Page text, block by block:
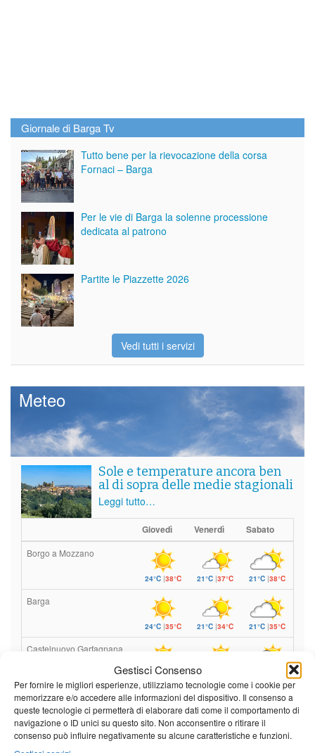
Gestisci Consenso
Per fornire le migliori esperienze, utilizziamo tecnologie come i cookie per
memorizzare e/o accedere alle informazioni del dispositivo. Il consenso a
queste tecnologie ci permetterà di elaborare dati come il comportamento di
navigazione o ID unici su questo sito. Non acconsentire o ritirare il
consenso può influire negativamente su alcune caratteristiche e funzioni.
Giornale di Barga Tv
Tutto bene per la rievocazione della corsa
Fornaci – Barga
Per le vie di Barga la solenne processione
dedicata al patrono
Partite le Piazzette 2026
Vedi tutti i servizi
Meteo
Sole e temperature ancora ben
al di sopra delle medie stagionali
Leggi tutto…
Giovedì Venerdì Sabato
Borgo a Mozzano
24°C |38°C 21°C |37°C 21°C |38°C
Barga
24°C |35°C 21°C |34°C 21°C |35°C
Castelnuovo Garfagnana
24°C|35°C 21°C
Previsioni a cura di: